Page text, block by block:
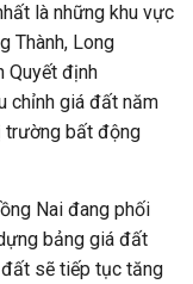
là những khu vực
Thành, Long
Quyết định
chỉnh giá đất năm
trường bất động
Nai đang phối
bảng giá đất
sẽ tiếp tục tăng